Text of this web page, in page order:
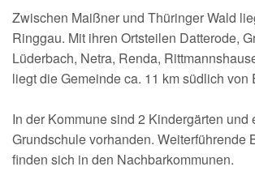
Zwischen Maißner und Thüringer Wald
Ringgau. Mit ihren Ortsteilen Datterode,
Lüderbach, Netra, Renda,
liegt die Gemeinde ca. 11 km südlich von
In der Kommune sind 2 Kindergärten und
Grundschule vorhanden. Weiterführende
finden sich in den Nachbarkommunen.